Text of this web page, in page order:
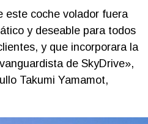
este coche volador fuera
y deseable para todos
y que incorporara la
de SkyDrive»,
Takumi Yamamot,